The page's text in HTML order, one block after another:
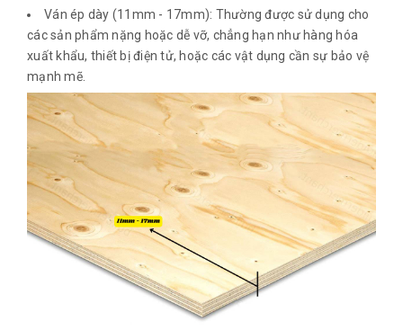
Ván ép dày (11mm - 17mm): Thường được sử dụng cho
các sản phẩm nặng hoặc dễ vỡ, chẳng hạn như hàng hóa
xuất khẩu, thiết bị điện tử, hoặc các vật dụng cần sự bảo vệ
mạnh mẽ.